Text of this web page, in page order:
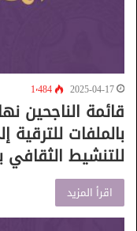
2025-04-17
1٬484
قائمة الناجحين
بالملفات
للتنشيط الثقافي
اقرأ المزيد